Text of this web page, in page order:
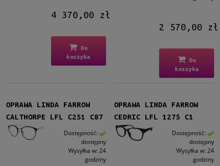
4 370,00 zł
Do
koszyka
2 570,00 zł
Do
koszyka
OPRAWA LINDA FARROW
CALTHORPE LFL C251 C87
Dostępność:
dostępny
Wysyłka w: 24
godziny
OPRAWA LINDA FARROW
CEDRIC LFL 1275 C1
Dostępność:
dostępny
Wysyłka w: 24
godziny